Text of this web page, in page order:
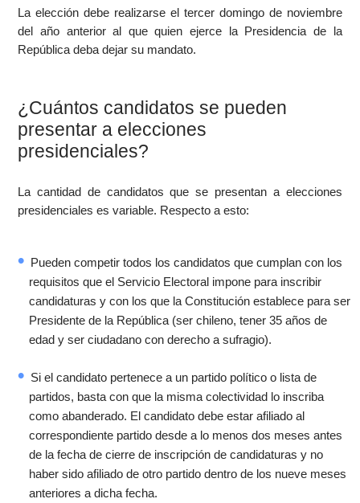
La elección debe realizarse el tercer domingo de noviembre
del año anterior al que quien ejerce la Presidencia de la
República deba dejar su mandato.
¿Cuántos candidatos se pueden
presentar a elecciones
presidenciales?
La cantidad de candidatos que se presentan a elecciones
presidenciales es variable. Respecto a esto:
Pueden competir todos los candidatos que cumplan con los
requisitos que el Servicio Electoral impone para inscribir
candidaturas y con los que la Constitución establece para ser
Presidente de la República (ser chileno, tener 35 años de
edad y ser ciudadano con derecho a sufragio).
Si el candidato pertenece a un partido político o lista de
partidos, basta con que la misma colectividad lo inscriba
como abanderado. El candidato debe estar afiliado al
correspondiente partido desde a lo menos dos meses antes
de la fecha de cierre de inscripción de candidaturas y no
haber sido afiliado de otro partido dentro de los nueve meses
anteriores a dicha fecha.